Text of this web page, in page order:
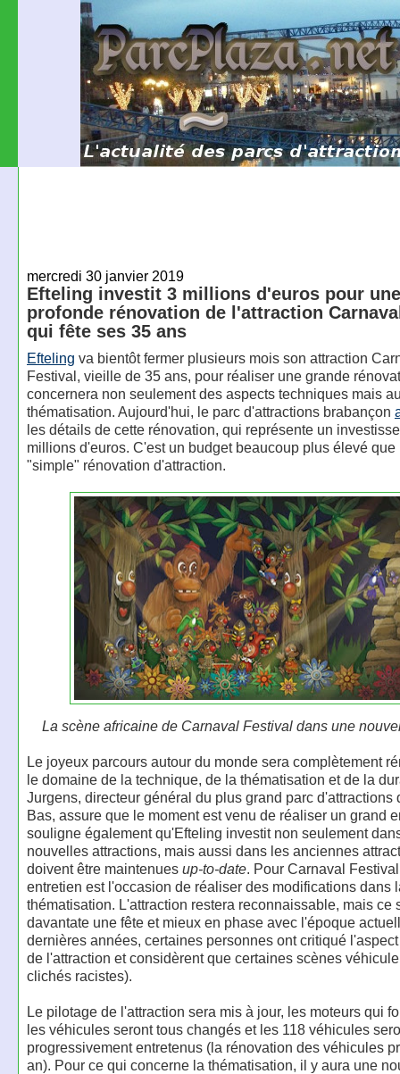
mercredi 30 janvier 2019
Efteling investit 3 millions d'euros pour une
profonde rénovation de l'attraction
qui fête ses 35 ans
Efteling va bientôt fermer plusieurs mois son attraction
Festival, vieille de 35 ans, pour réaliser une grande
concernera non seulement des aspects techniques mais
thématisation. Aujourd'hui, le parc d'attractions brabançon
les détails de cette rénovation, qui représente un
millions d'euros. C'est un budget beaucoup plus élevé que
"simple" rénovation d'attraction.
La scène africaine de Carnaval Festival dans une
Le joyeux parcours autour du monde sera complètement
le domaine de la technique, de la thématisation et de la
Jurgens, directeur général du plus grand parc d'attractions
Bas, assure que le moment est venu de réaliser un grand
souligne également qu'Efteling investit non seulement
nouvelles attractions, mais aussi dans les anciennes
doivent être maintenues up-to-date. Pour Carnaval
entretien est l'occasion de réaliser des modifications dans
thématisation. L'attraction restera reconnaissable, mais ce
davantate une fête et mieux en phase avec l'époque
dernières années, certaines personnes ont critiqué
de l'attraction et considèrent que certaines scènes
clichés racistes).
Le pilotage de l'attraction sera mis à jour, les moteurs qui
les véhicules seront tous changés et les 118 véhicules
progressivement entretenus (la rénovation des véhicules
an). Pour ce qui concerne la thématisation, il y aura une